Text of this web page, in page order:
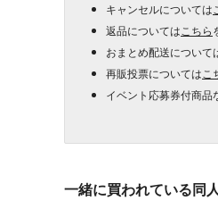
キャンセルについては
返品については こちら
おまとめ配送について
再販投票については こ
イベント応募券付商品
一緒に買われている同